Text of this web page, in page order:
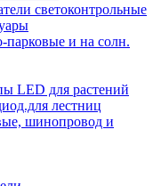
светоконтрольные
парковые и на солн.
LED для растений
лестниц
шинопровод и